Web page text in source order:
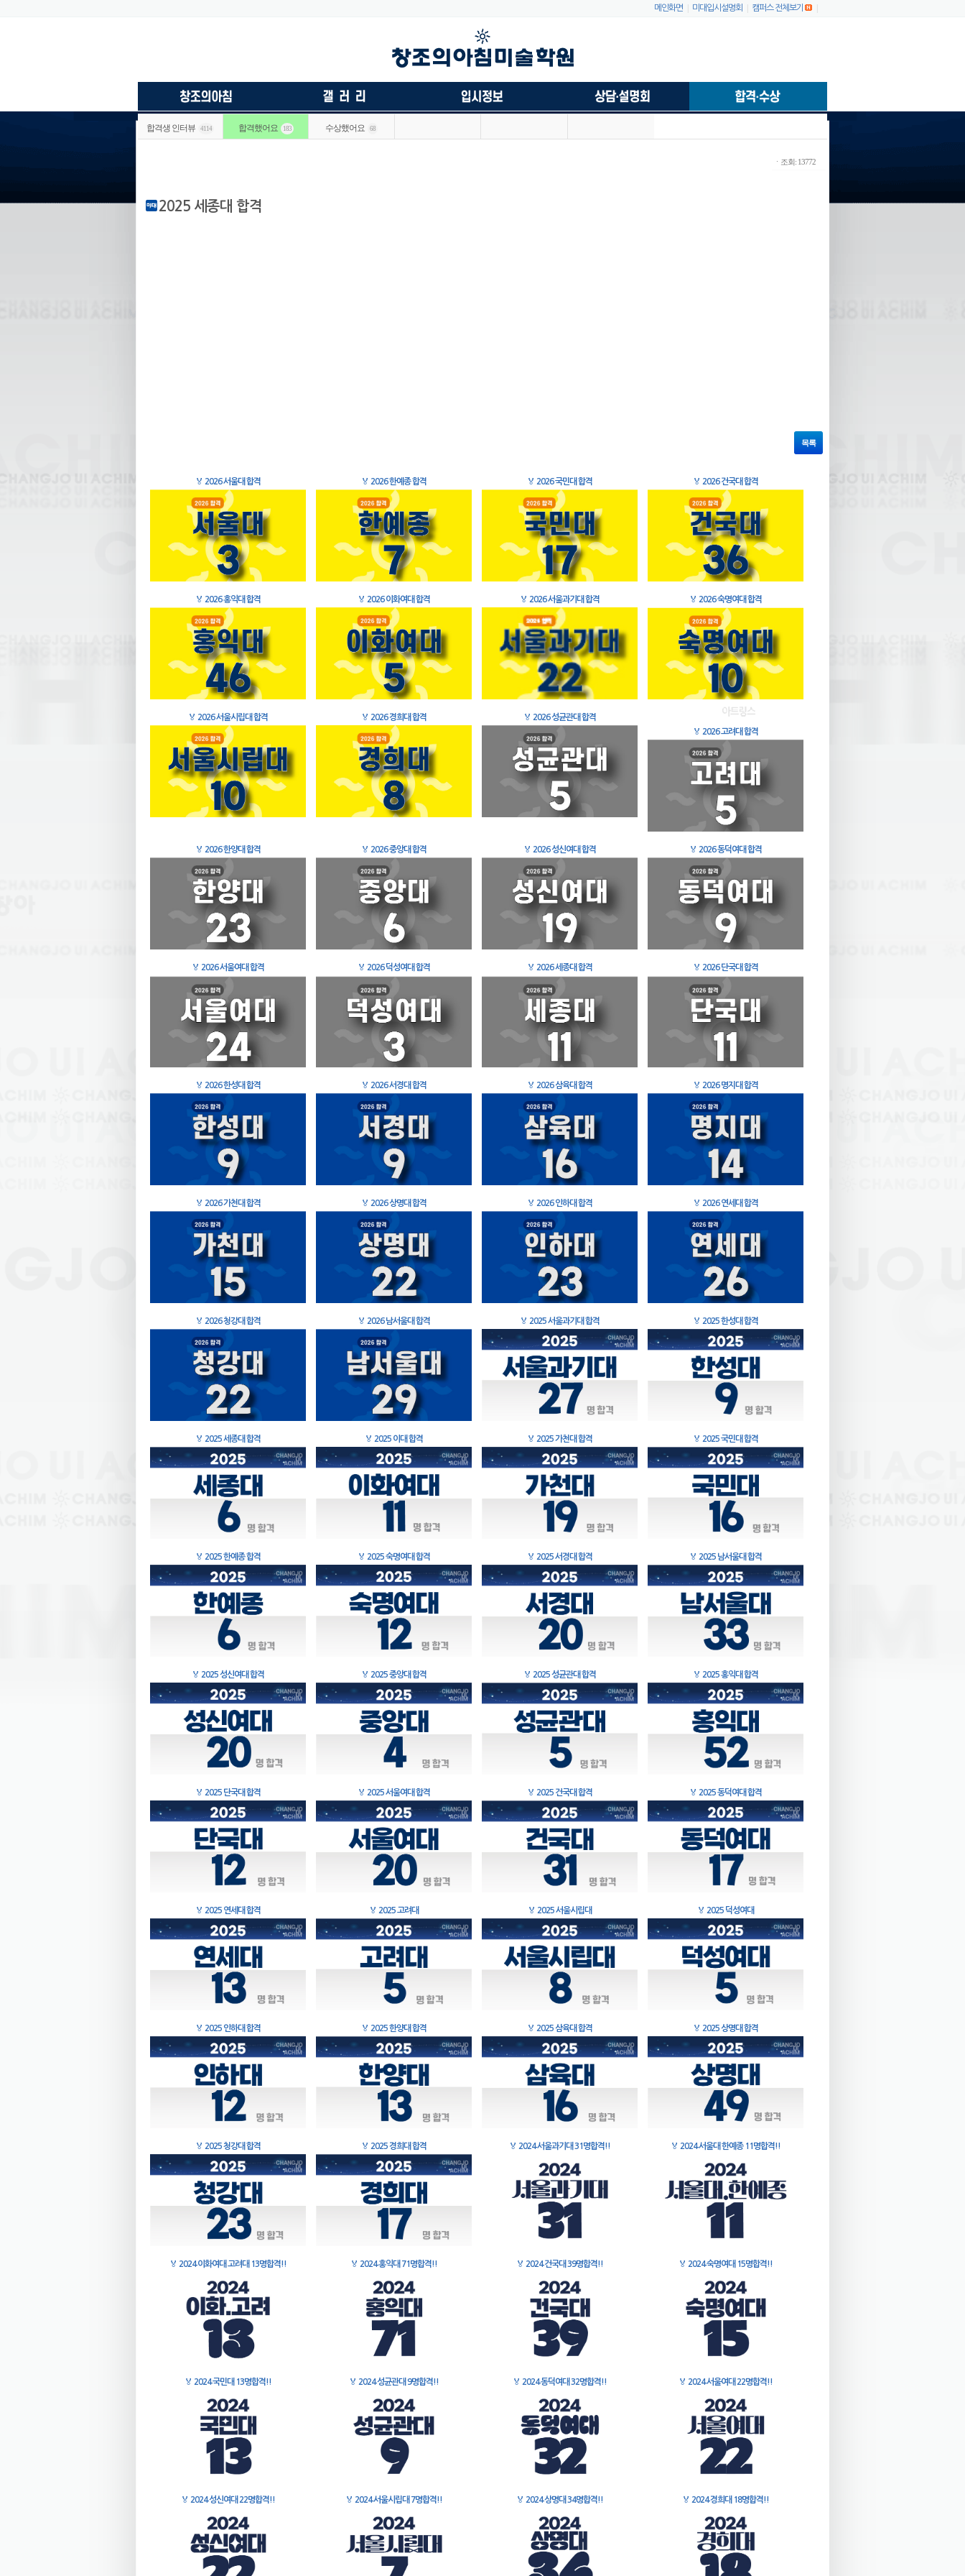
메인화면 미대입시설명회 캠퍼스 전체보기
합격생 인터뷰 4114 합격했어요 183 수상했어요 68
ㆍ조회: 13772
2025 세종대 합격
목록
🏅 2026 서울대 합격 🏅 2026 한예종 합격 🏅 2026 국민대 합격 🏅 2026 건국대 합격
🏅 2026 홍익대 합격 🏅 2026 이화여대 합격 🏅 2026 서울과기대 합격 🏅 2026 숙명여대 합격
🏅 2026 서울시립대 합격 🏅 2026 경희대 합격 🏅 2026 성균관대 합격
🏅 2026 고려대 합격
🏅 2026 한양대 합격 🏅 2026 중앙대 합격 🏅 2026 성신여대 합격 🏅 2026 동덕여대 합격
🏅 2026 서울여대 합격 🏅 2026 덕성여대 합격 🏅 2026 세종대 합격 🏅 2026 단국대 합격
🏅 2026 한성대 합격 🏅 2026 서경대 합격 🏅 2026 삼육대 합격 🏅 2026 명지대 합격
🏅 2026 가천대 합격 🏅 2026 상명대 합격 🏅 2026 인하대 합격 🏅 2026 연세대 합격
🏅 2026 청강대 합격 🏅 2026 남서울대 합격 🏅 2025 서울과기대 합격 🏅 2025 한성대 합격
🏅 2025 세종대 합격 🏅 2025 이대 합격 🏅 2025 가천대 합격 🏅 2025 국민대 합격
🏅 2025 한예종 합격 🏅 2025 숙명여대 합격 🏅 2025 서경대 합격 🏅 2025 남서울대 합격
🏅 2025 성신여대 합격 🏅 2025 중앙대 합격 🏅 2025 성균관대 합격 🏅 2025 홍익대 합격
🏅 2025 단국대 합격 🏅 2025 서울여대 합격 🏅 2025 건국대 합격 🏅 2025 동덕여대 합격
🏅 2025 연세대 합격 🏅 2025 고려대 🏅 2025 서울시립대 🏅 2025 덕성여대
🏅 2025 인하대 합격 🏅 2025 한양대 합격 🏅 2025 삼육대 합격 🏅 2025 상명대 합격
🏅 2025 청강대 합격 🏅 2025 경희대 합격 🏅 2024 서울과기대 31명합격!! 🏅 2024 서울대 한예종 11명합격!!
🏅 2024 이화여대 고려대 13명합격!! 🏅 2024 홍익대 71명합격!! 🏅 2024 건국대 39명합격!! 🏅 2024 숙명여대 15명합격!!
🏅 2024 국민대 13명합격!! 🏅 2024 성균관대 9명합격!! 🏅 2024 동덕여대 32명합격!! 🏅 2024 서울여대 22명합격!!
🏅 2024 성신여대 22명합격!! 🏅 2024 서울시립대 7명합격!! 🏅 2024 상명대 34명합격!! 🏅 2024 경희대 18명합격!!